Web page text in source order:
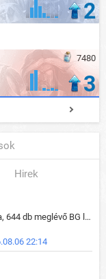
2
7480
3
Hirek
149 új BG lap került be az adatbázisba, 644 db meglévő BG lap módosult, bekerültek az új képek a megváltozott lapokhoz is.
22:14